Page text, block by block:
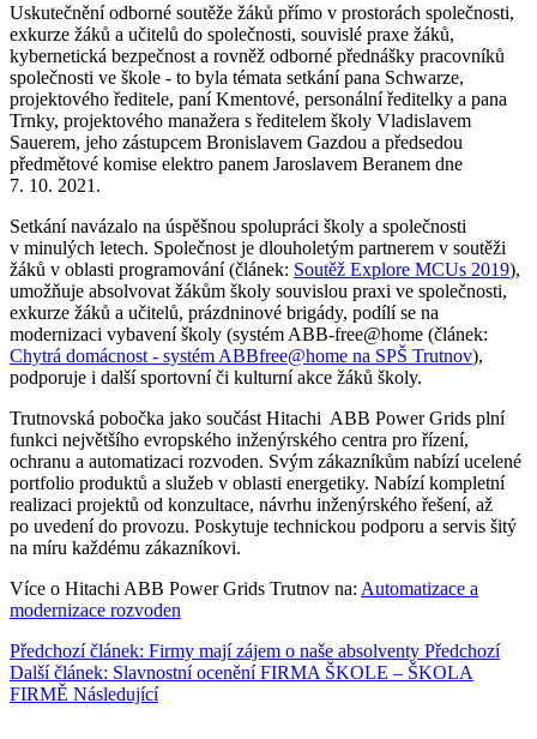
Uskutečnění odborné soutěže žáků přímo v prostorách společnosti,
exkurze žáků a učitelů do společnosti, souvislé praxe žáků,
kybernetická bezpečnost a rovněž odborné přednášky pracovníků
společnosti ve škole ‑ to byla témata setkání pana Schwarze,
projektového ředitele, paní Kmentové, personální ředitelky a pana
Trnky, projektového manažera s ředitelem školy Vladislavem
Sauerem, jeho zástupcem Bronislavem Gazdou a předsedou
předmětové komise elektro panem Jaroslavem Beranem dne
7. 10. 2021.
Setkání navázalo na úspěšnou spolupráci školy a společnosti
v minulých letech. Společnost je dlouholetým partnerem v soutěži
žáků v oblasti programování (článek: Soutěž Explore MCUs 2019),
umožňuje absolvovat žákům školy souvislou praxi ve společnosti,
exkurze žáků a učitelů, prázdninové brigády, podílí se na
modernizaci vybavení školy (systém ABB‑free@home (článek:
Chytrá domácnost - systém ABB­free@home na SPŠ Trutnov),
podporuje i další sportovní či kulturní akce žáků školy.
Trutnovská pobočka jako součást Hitachi ABB Power Grids plní
funkci největšího evropského inženýrského centra pro řízení,
ochranu a automatizaci rozvoden. Svým zákazníkům nabízí ucelené
portfolio produktů a služeb v oblasti energetiky. Nabízí kompletní
realizaci projektů od konzultace, návrhu inženýrského řešení, až
po uvedení do provozu. Poskytuje technickou podporu a servis šitý
na míru každému zákazníkovi.
Více o Hitachi ABB Power Grids Trutnov na: Automatizace a
modernizace rozvoden
Předchozí článek: Firmy mají zájem o naše absolventy Předchozí
Další článek: Slavnostní ocenění FIRMA ŠKOLE – ŠKOLA
FIRMĚ Následující